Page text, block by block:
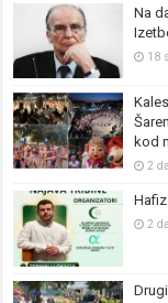
Na
18
kod
2
2